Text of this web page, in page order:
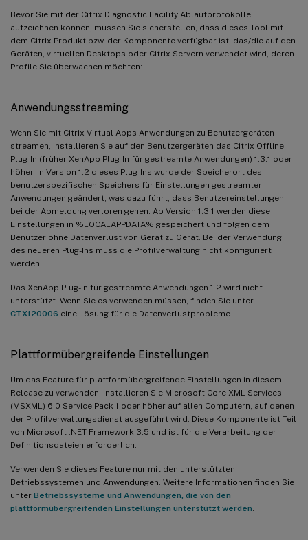
Bevor Sie mit der Citrix Diagnostic Facility Ablaufprotokolle
aufzeichnen können, müssen Sie sicherstellen, dass dieses Tool mit
dem Citrix Produkt bzw. der Komponente verfügbar ist, das/die auf den
Geräten, virtuellen Desktops oder Citrix Servern verwendet wird, deren
Profile Sie überwachen möchten:
Anwendungsstreaming
Wenn Sie mit Citrix Virtual Apps Anwendungen zu Benutzergeräten
streamen, installieren Sie auf den Benutzergeräten das Citrix Offline
Plug-In (früher XenApp Plug-In für gestreamte Anwendungen) 1.3.1 oder
höher. In Version 1.2 dieses Plug-Ins wurde der Speicherort des
benutzerspezifischen Speichers für Einstellungen gestreamter
Anwendungen geändert, was dazu führt, dass Benutzereinstellungen
bei der Abmeldung verloren gehen. Ab Version 1.3.1 werden diese
Einstellungen in %LOCALAPPDATA% gespeichert und folgen dem
Benutzer ohne Datenverlust von Gerät zu Gerät. Bei der Verwendung
des neueren Plug-Ins muss die Profilverwaltung nicht konfiguriert
werden.
Das XenApp Plug-In für gestreamte Anwendungen 1.2 wird nicht
unterstützt. Wenn Sie es verwenden müssen, finden Sie unter
CTX120006 eine Lösung für die Datenverlustprobleme.
Plattformübergreifende Einstellungen
Um das Feature für plattformübergreifende Einstellungen in diesem
Release zu verwenden, installieren Sie Microsoft Core XML Services
(MSXML) 6.0 Service Pack 1 oder höher auf allen Computern, auf denen
der Profilverwaltungsdienst ausgeführt wird. Diese Komponente ist Teil
von Microsoft .NET Framework 3.5 und ist für die Verarbeitung der
Definitionsdateien erforderlich.
Verwenden Sie dieses Feature nur mit den unterstützten
Betriebssystemen und Anwendungen. Weitere Informationen finden Sie
unter Betriebssysteme und Anwendungen, die von den
plattformübergreifenden Einstellungen unterstützt werden